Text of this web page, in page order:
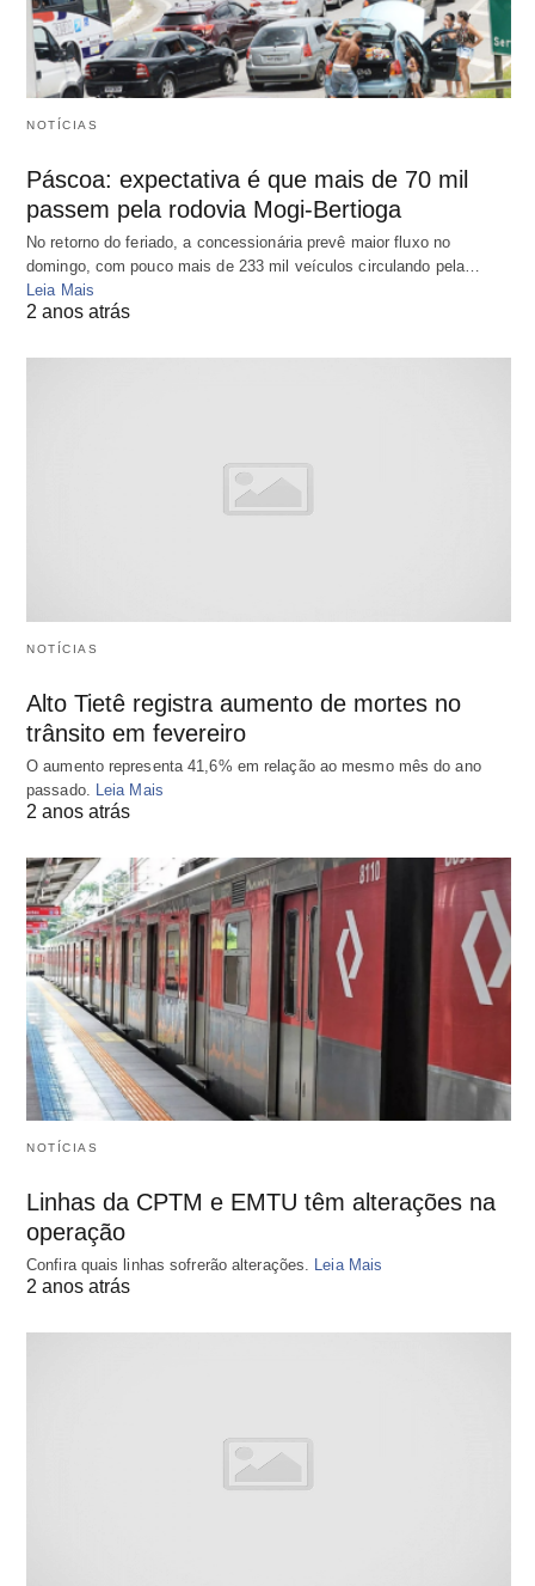
NOTÍCIAS
Páscoa: expectativa é que mais de 70 mil
passem pela rodovia Mogi-Bertioga
No retorno do feriado, a concessionária prevê maior fluxo no
domingo, com pouco mais de 233 mil veículos circulando pela…
Leia Mais
2 anos atrás
NOTÍCIAS
Alto Tietê registra aumento de mortes no
trânsito em fevereiro
O aumento representa 41,6% em relação ao mesmo mês do ano
passado.
Leia Mais
2 anos atrás
NOTÍCIAS
Linhas da CPTM e EMTU têm alterações na
operação
Confira quais linhas sofrerão alterações. Leia Mais
2 anos atrás